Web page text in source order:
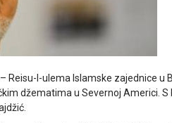
Reisu-l-ulema Islamske zajednice u
džematima u Severnoj Americi.